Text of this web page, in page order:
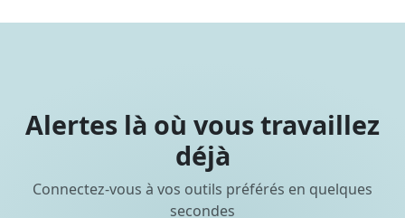
Alertes là où vous travaillez
déjà
Connectez-vous à vos outils préférés en quelques
secondes